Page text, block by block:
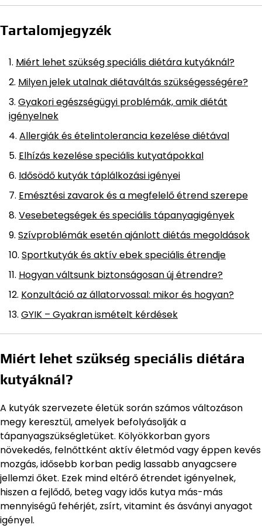
Tartalomjegyzék
Miért lehet szükség speciális diétára kutyáknál?
Milyen jelek utalnak diétaváltás szükségességére?
Gyakori egészségügyi problémák, amik diétát
igényelnek
Allergiák és ételintolerancia kezelése diétával
Elhízás kezelése speciális kutyatápokkal
Idősödő kutyák táplálkozási igényei
Emésztési zavarok és a megfelelő étrend szerepe
Vesebetegségek és speciális tápanyagigények
Szívproblémák esetén ajánlott diétás megoldások
Sportkutyák és aktív ebek speciális étrendje
Hogyan váltsunk biztonságosan új étrendre?
Konzultáció az állatorvossal: mikor és hogyan?
GYIK – Gyakran ismételt kérdések
Miért lehet szükség speciális diétára
kutyáknál?
A kutyák szervezete életük során számos változáson
megy keresztül, amelyek befolyásolják a
tápanyagszükségletüket. Kölyökkorban gyors
növekedés, felnőttként aktív életmód vagy éppen kevés
mozgás, idősebb korban pedig lassabb anyagcsere
jellemzi őket. Ezek mind eltérő étrendet igényelnek,
hiszen a fejlődő, beteg vagy idős kutya más-más
mennyiségű fehérjét, zsírt, vitamint és ásványi anyagot
igényel.